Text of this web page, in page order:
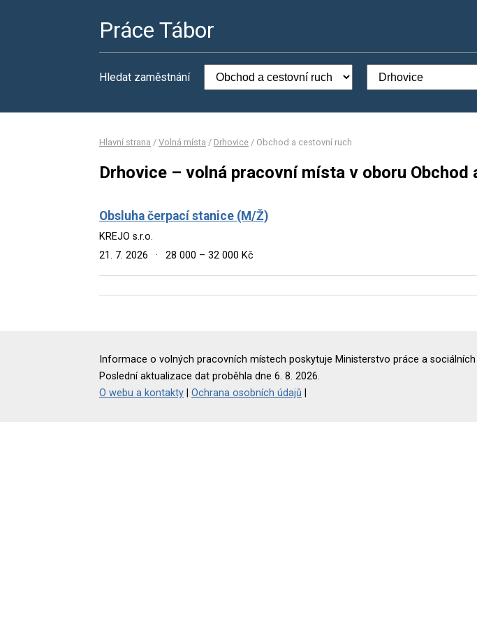
Práce Tábor
Hledat zaměstnání
Hlavní strana / Volná místa / Drhovice / Obchod a cestovní ruch
Drhovice – volná pracovní místa v oboru Obchod
Obsluha čerpací stanice (M/Ž)
KREJO s.r.o.
21. 7. 2026
· 28 000 – 32 000 Kč
Informace o volných pracovních místech poskytuje Ministerstvo práce a sociálních
Poslední aktualizace dat proběhla dne 6. 8. 2026.
O webu a kontakty
Ochrana osobních údajů